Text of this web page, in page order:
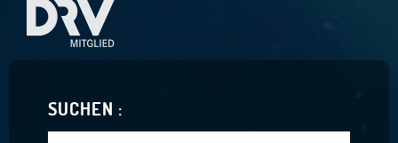
SUCHEN :